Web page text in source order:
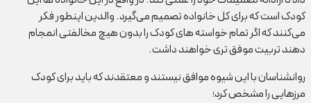
کودک است که برای کل خانواده تصمیم می‌گیرد. والدین اینطور فکر
می‌کنند که اگر تمام خواسته های کودک را بدون هیچ مخالفتی انمجام
دهند تربیت موفق تری خواهند داشت.
روانشناسان با این شیوه موافق نیستند و معتقدند که باید برای کودک
مرزهایی را مشخص کرد؛